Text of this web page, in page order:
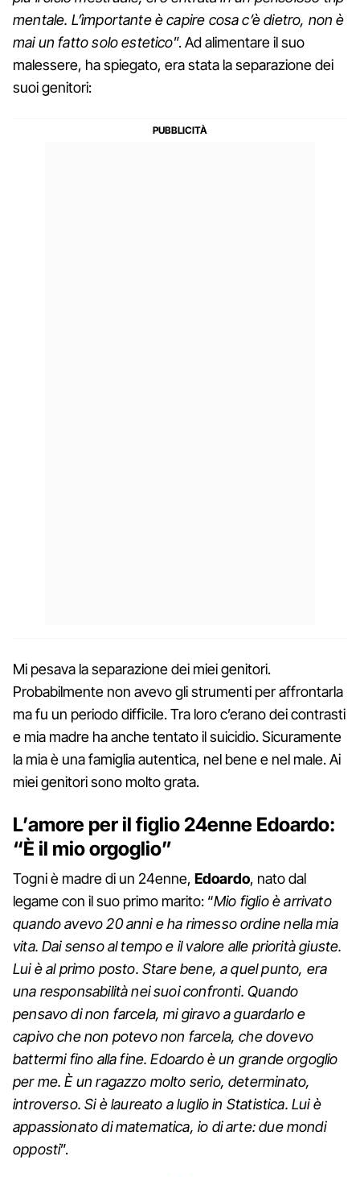
mentale. L’ìmportante è capire cosa c’è dietro, non è
mai un fatto solo estetico”. Ad alimentare il suo
malessere, ha spiegato, era stata la separazione dei
suoi genitori:
Mi pesava la separazione dei miei genitori.
Probabilmente non avevo gli strumenti per affrontarla
ma fu un periodo difficile. Tra loro c’erano dei contrasti
e mia madre ha anche tentato il suicidio. Sicuramente
la mia è una famiglia autentica, nel bene e nel male. Ai
miei genitori sono molto grata.
L’amore per il figlio 24enne Edoardo:
“È il mio orgoglio”
Togni è madre di un 24enne, Edoardo, nato dal
legame con il suo primo marito: “Mio figlio è arrivato
quando avevo 20 anni e ha rimesso ordine nella mia
vita. Dai senso al tempo e il valore alle priorità giuste.
Lui è al primo posto. Stare bene, a quel punto, era
una responsabilità nei suoi confronti. Quando
pensavo di non farcela, mi giravo a guardarlo e
capivo che non potevo non farcela, che dovevo
battermi fino alla fine. Edoardo è un grande orgoglio
per me. È un ragazzo molto serio, determinato,
introverso. Si è laureato a luglio in Statistica. Lui è
appassionato di matematica, io di arte: due mondi
opposti”.